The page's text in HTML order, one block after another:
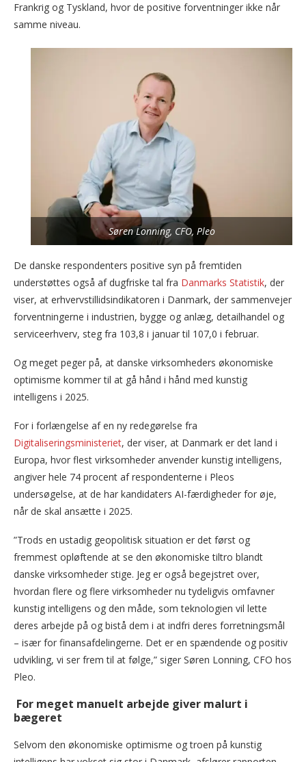
Frankrig og Tyskland, hvor de positive forventninger ikke når
samme niveau.
Søren Lonning, CFO, Pleo
De danske respondenters positive syn på fremtiden
understøttes også af dugfriske tal fra Danmarks Statistik, der
viser, at erhvervstillidsindikatoren i Danmark, der sammenvejer
forventningerne i industrien, bygge og anlæg, detailhandel og
serviceerhverv, steg fra 103,8 i januar til 107,0 i februar.
Og meget peger på, at danske virksomheders økonomiske
optimisme kommer til at gå hånd i hånd med kunstig
intelligens i 2025.
For i forlængelse af en ny redegørelse fra
Digitaliseringsministeriet, der viser, at Danmark er det land i
Europa, hvor flest virksomheder anvender kunstig intelligens,
angiver hele 74 procent af respondenterne i Pleos
undersøgelse, at de har kandidaters AI-færdigheder for øje,
når de skal ansætte i 2025.
”Trods en ustadig geopolitisk situation er det først og
fremmest opløftende at se den økonomiske tiltro blandt
danske virksomheder stige. Jeg er også begejstret over,
hvordan flere og flere virksomheder nu tydeligvis omfavner
kunstig intelligens og den måde, som teknologien vil lette
deres arbejde på og bistå dem i at indfri deres forretningsmål
– især for finansafdelingerne. Det er en spændende og positiv
udvikling, vi ser frem til at følge,” siger Søren Lonning, CFO hos
Pleo.
For meget manuelt arbejde giver malurt i
bægeret
Selvom den økonomiske optimisme og troen på kunstig